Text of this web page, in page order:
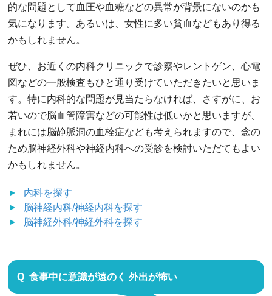
的な問題として血圧や血糖などの異常が背景にないのかも
気になります。あるいは、女性に多い貧血などもあり得る
かもしれません。
ぜひ、お近くの内科クリニックで診察やレントゲン、心電
図などの一般検査もひと通り受けていただきたいと思いま
す。特に内科的な問題が見当たらなければ、さすがに、お
若いので脳血管障害などの可能性は低いかと思いますが、
まれには脳静脈洞の血栓症なども考えられますので、念の
ため脳神経外科や神経内科への受診を検討いただてもよい
かもしれません。
内科を探す
脳神経内科/神経内科を探す
脳神経外科/神経外科を探す
食事中に意識が遠のく 外出が怖い